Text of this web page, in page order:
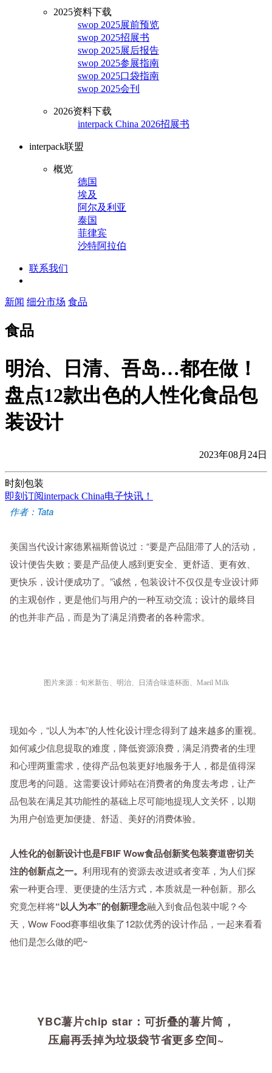
2025资料下载
swop 2025展前预览
swop 2025招展书
swop 2025展后报告
swop 2025参展指南
swop 2025口袋指南
swop 2025会刊
2026资料下载
interpack China 2026招展书
interpack联盟
概览
德国
埃及
阿尔及利亚
泰国
菲律宾
沙特阿拉伯
联系我们
新闻 细分市场 食品
食品
明治、日清、吾岛…都在做！
盘点12款出色的人性化食品包
装设计
2023年08月24日
时刻包装
即刻订阅interpack China电子快讯！
作者：Tata
美国当代设计家德累福斯曾说过：“要是产品阻滞了人的活动，
设计便告失败；要是产品使人感到更安全、更舒适、更有效、
更快乐，设计便成功了。”诚然，包装设计不仅仅是专业设计师
的主观创作，更是他们与用户的一种互动交流；设计的最终目
的也并非产品，而是为了满足消费者的各种需求。
图片来源：旬米新缶、明治、日清合味道杯面、Maeil Milk
现如今，“以人为本”的人性化设计理念得到了越来越多的重视。
如何减少信息提取的难度，降低资源浪费，满足消费者的生理
和心理两重需求，使得产品包装更好地服务于人，都是值得深
度思考的问题。这需要设计师站在消费者的角度去考虑，让产
品包装在满足其功能性的基础上尽可能地提现人文关怀，以期
为用户创造更加便捷、舒适、美好的消费体验。
人性化的创新设计也是FBIF Wow食品创新奖包装赛道密切关
注的创新点之一。 利用现有的资源去改进或者变革，为人们探
索一种更合理、更便捷的生活方式，本质就是一种创新。那么
究竟怎样将“以人为本”的创新理念融入到食品包装中呢？今
天，Wow Food赛事组收集了12款优秀的设计作品，一起来看看
他们是怎么做的吧~
YBC薯片chip star：可折叠的薯片筒，
压扁再丢掉为垃圾袋节省更多空间~